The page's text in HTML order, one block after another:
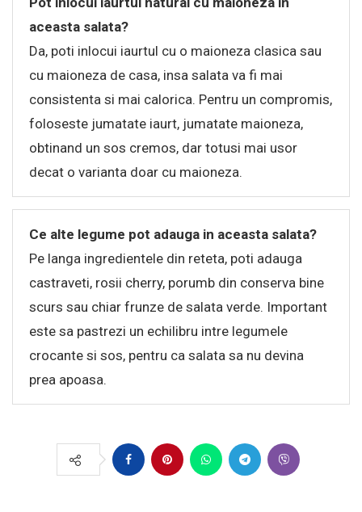
aceasta salata?
Da, poti inlocui iaurtul cu o maioneza clasica sau
cu maioneza de casa, insa salata va fi mai
consistenta si mai calorica. Pentru un compromis,
foloseste jumatate iaurt, jumatate maioneza,
obtinand un sos cremos, dar totusi mai usor
decat o varianta doar cu maioneza.
Ce alte legume pot adauga in aceasta salata?
Pe langa ingredientele din reteta, poti adauga
castraveti, rosii cherry, porumb din conserva bine
scurs sau chiar frunze de salata verde. Important
este sa pastrezi un echilibru intre legumele
crocante si sos, pentru ca salata sa nu devina
prea apoasa.